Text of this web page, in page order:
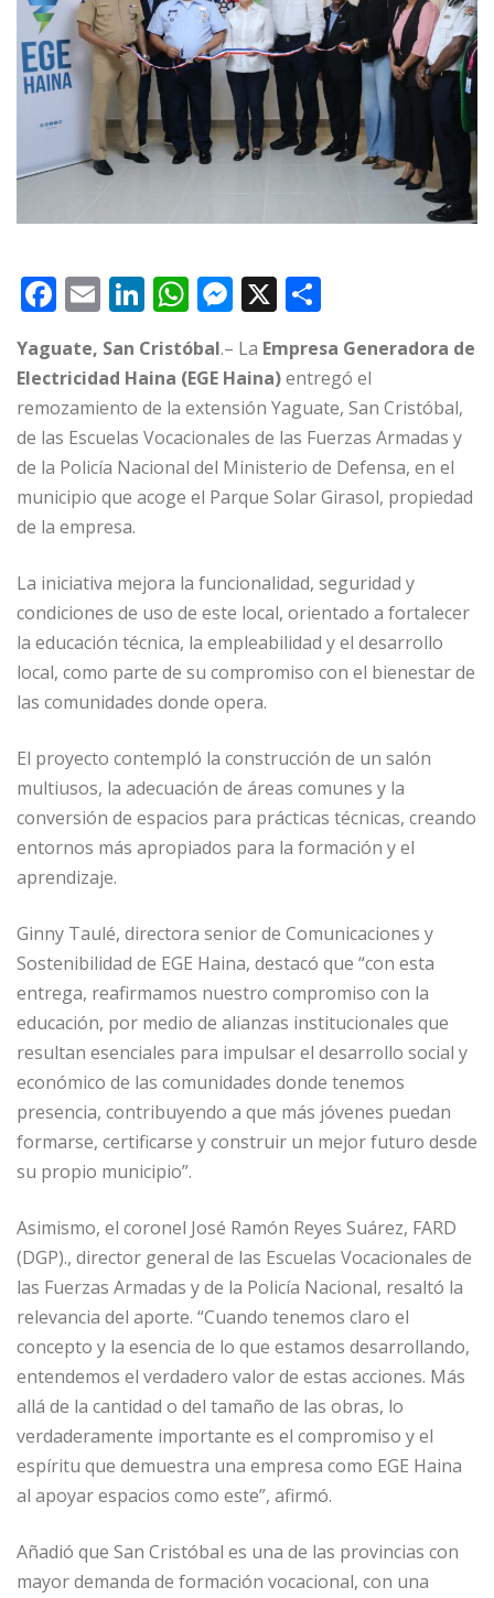
F
c
e
b
o
o
k
E
m
ai
l
Li
n
k
e
dI
n
W
h
at
s
A
p
p
M
e
ss
e
n
g
e
X
m
p
ar
ti
r
Yaguate, San Cristóbal.– La Empresa Generadora de
Electricidad Haina (EGE Haina)entregó el
remozamiento de la extensión Yaguate, San Cristóbal,
de las Escuelas Vocacionales de las Fuerzas Armadas y
de la Policía Nacional del Ministerio de Defensa, en el
municipio que acoge el Parque Solar Girasol, propiedad
de la empresa.
La iniciativa mejora la funcionalidad, seguridad y
condiciones de uso de este local, orientado a fortalecer
la educación técnica, la empleabilidad y el desarrollo
local, como parte de su compromiso con el bienestar de
las comunidades donde opera.
El proyecto contempló la construcción de un salón
multiusos, la adecuación de áreas comunes y la
conversión de espacios para prácticas técnicas, creando
entornos más apropiados para la formación y el
aprendizaje.
Ginny Taulé, directora senior de Comunicaciones y
Sostenibilidad de EGE Haina, destacó que “con esta
entrega, reafirmamos nuestro compromiso con la
educación, por medio de alianzas institucionales que
resultan esenciales para impulsar el desarrollo social y
económico de las comunidades donde tenemos
presencia, contribuyendo a que más jóvenes puedan
formarse, certificarse y construir un mejor futuro desde
su propio municipio”.
Asimismo, el coronel José Ramón Reyes Suárez, FARD
(DGP)., director general de las Escuelas Vocacionales de
las Fuerzas Armadas y de la Policía Nacional, resaltó la
relevancia del aporte. “Cuando tenemos claro el
concepto y la esencia de lo que estamos desarrollando,
entendemos el verdadero valor de estas acciones. Más
allá de la cantidad o del tamaño de las obras, lo
verdaderamente importante es el compromiso y el
espíritu que demuestra una empresa como EGE Haina
al apoyar espacios como este”, afirmó.
Añadió que San Cristóbal es una de las provincias con
mayor demanda de formación vocacional, con una